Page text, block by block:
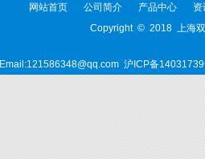
网站首页 公司简介 产品中心
资
Copyright © 2018 上海双
Email:121586348@qq.com 沪ICP备